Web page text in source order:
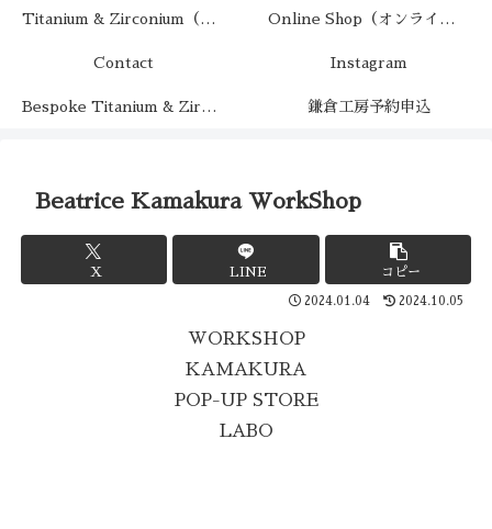
Titanium & Zirconium（チタン･ジルコニウムとは？） Online Shop（オンラインショップ）
Contact Instagram
Bespoke Titanium & Zirconium（チタンとジルコニウムの特注制作） 鎌倉工房予約申込
Beatrice Kamakura WorkShop
X LINE コピー
2024.01.04 2024.10.05
WORKSHOP
KAMAKURA
POP-UP STORE
LABO